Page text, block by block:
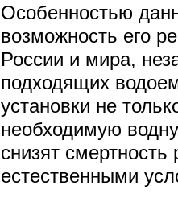
Особенностью
возможность его
России и мира,
подходящих
установки не
необходимую
снизят
естественными